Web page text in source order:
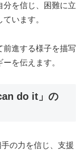
分を信じ、困難に立
います。
前進する様子を描写
を伝えます。
do it」の
の力を信じ、支援